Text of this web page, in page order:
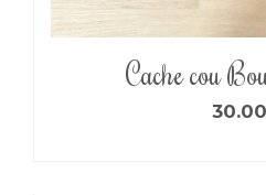
Cache cou
30.00